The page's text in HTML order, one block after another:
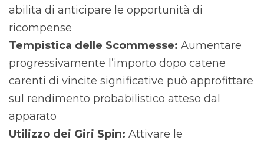
abilita di anticipare le opportunità di
ricompense
Tempistica delle Scommesse: Aumentare
progressivamente l’importo dopo catene
carenti di vincite significative può approfittare
sul rendimento probabilistico atteso dal
apparato
Utilizzo dei Giri Spin: Attivare le